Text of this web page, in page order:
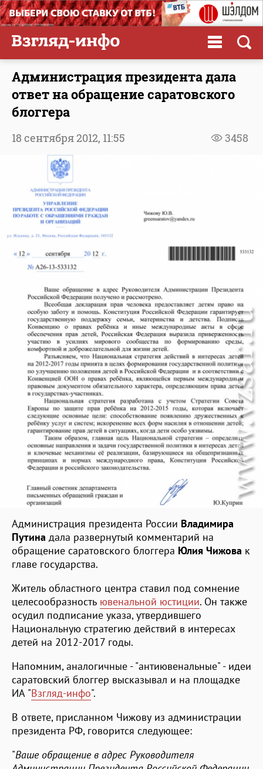
Администрация президента дала
ответ на обращение саратовского
блоггера
3458
18 сентября 2012, 11:55
Администрация президента России Владимира
Путина дала развернутый комментарий на
обращение саратовского блоггера Юлия Чижова к
главе государства.
Житель областного центра ставил под сомнение
целесообразность ювенальной юстиции. Он также
осудил подписание указа, утвердившего
Национальную стратегию действий в интересах
детей на 2012-2017 годы.
Напомним, аналогичные - "антиювенальные" - идеи
саратовский блоггер высказывал и на площадке
ИА "Взгляд-инфо".
В ответе, присланном Чижову из администрации
президента РФ, говорится следующее:
"Ваше обращение в адрес Руководителя